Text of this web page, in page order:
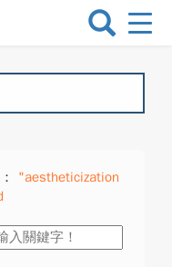
選
換
"aestheticization